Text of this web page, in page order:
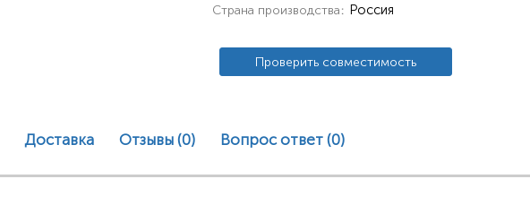
Страна производства Россия
Проверить совместимость
Доставка Отзывы (0) Вопрос ответ (0)